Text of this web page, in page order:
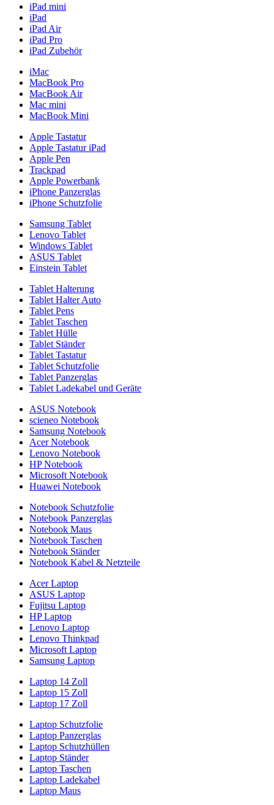
iPad mini
iPad
iPad Air
iPad Pro
iPad Zubehör
iMac
MacBook Pro
MacBook Air
Mac mini
MacBook Mini
Apple Tastatur
Apple Tastatur iPad
Apple Pen
Trackpad
Apple Powerbank
iPhone Panzerglas
iPhone Schutzfolie
Samsung Tablet
Lenovo Tablet
Windows Tablet
ASUS Tablet
Einstein Tablet
Tablet Halterung
Tablet Halter Auto
Tablet Pens
Tablet Taschen
Tablet Hülle
Tablet Ständer
Tablet Tastatur
Tablet Schutzfolie
Tablet Panzerglas
Tablet Ladekabel und Geräte
ASUS Notebook
scieneo Notebook
Samsung Notebook
Acer Notebook
Lenovo Notebook
HP Notebook
Microsoft Notebook
Huawei Notebook
Notebook Schutzfolie
Notebook Panzerglas
Notebook Maus
Notebook Taschen
Notebook Ständer
Notebook Kabel & Netzteile
Acer Laptop
ASUS Laptop
Fujitsu Laptop
HP Laptop
Lenovo Laptop
Lenovo Thinkpad
Microsoft Laptop
Samsung Laptop
Laptop 14 Zoll
Laptop 15 Zoll
Laptop 17 Zoll
Laptop Schutzfolie
Laptop Panzerglas
Laptop Schutzhüllen
Laptop Ständer
Laptop Taschen
Laptop Ladekabel
Laptop Maus